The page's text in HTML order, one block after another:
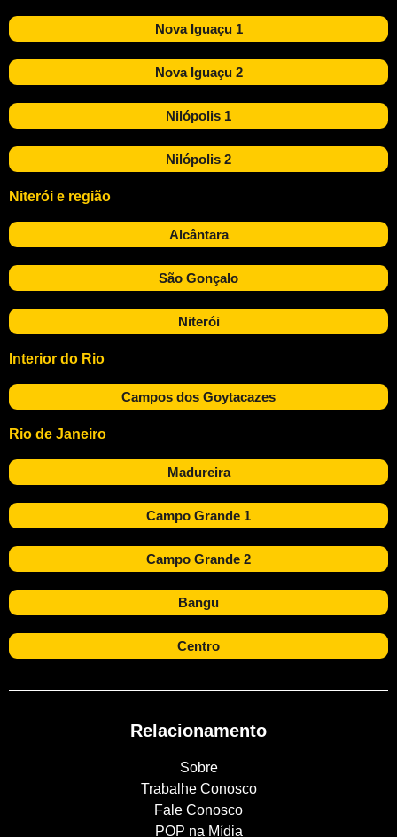
Nova Iguaçu 1
Nova Iguaçu 2
Nilópolis 1
Nilópolis 2
Niterói e região
Alcântara
São Gonçalo
Niterói
Interior do Rio
Campos dos Goytacazes
Rio de Janeiro
Madureira
Campo Grande 1
Campo Grande 2
Bangu
Centro
Relacionamento
Sobre
Trabalhe Conosco
Fale Conosco
POP na Mídia